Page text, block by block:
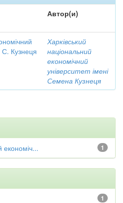
Автор(и)
С. Кузнеця
Харківський
національний
економічний
університет імені
Семена Кузнеця
1
економіч...
1